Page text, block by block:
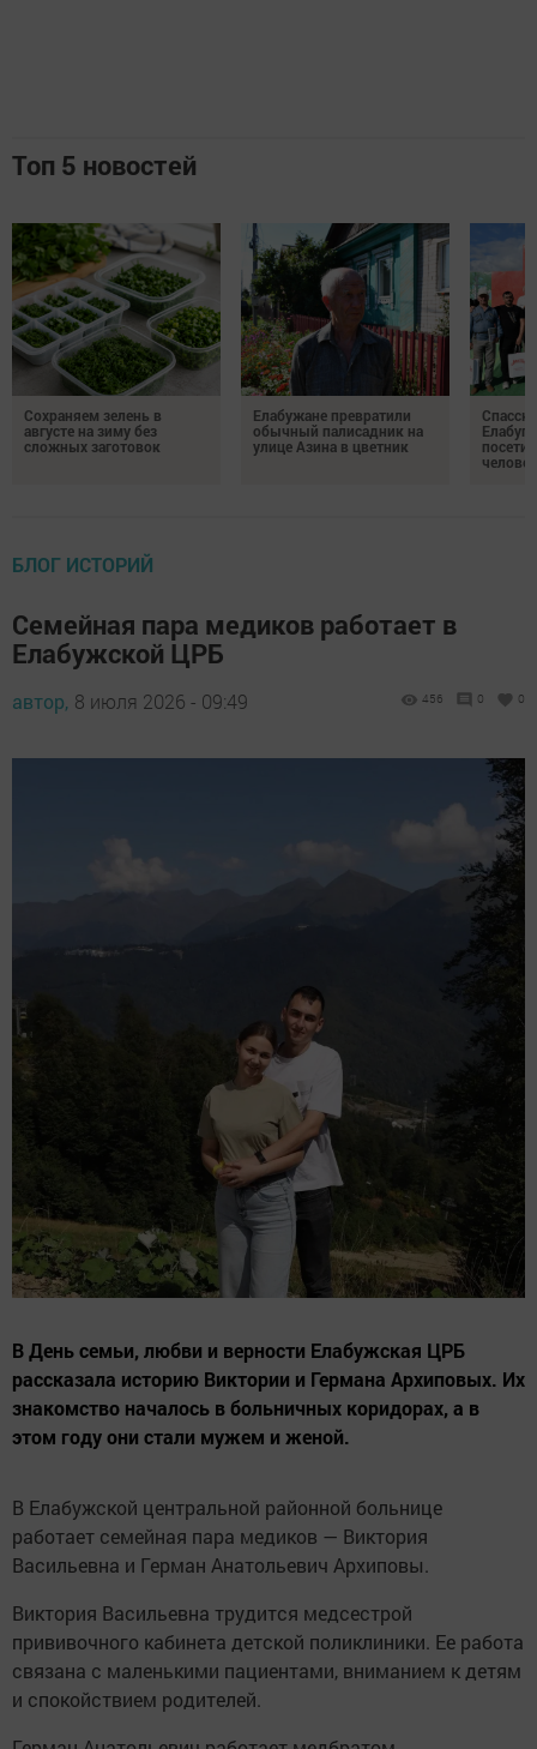
Топ 5 новостей
Сохраняем зелень в
августе на зиму без
сложных заготовок
Елабужане превратили
обычный палисадник на
улице Азина в цветник
человек
БЛОГ ИСТОРИЙ
Семейная пара медиков работает в
Елабужской ЦРБ
автор, 8 июля 2026 - 09:49 456 0 0
В День семьи, любви и верности Елабужская ЦРБ
рассказала историю Виктории и Германа Архиповых. Их
знакомство началось в больничных коридорах, а в
этом году они стали мужем и женой.
В Елабужской центральной районной больнице
работает семейная пара медиков — Виктория
Васильевна и Герман Анатольевич Архиповы.
Виктория Васильевна трудится медсестрой
прививочного кабинета детской поликлиники. Ее работа
связана с маленькими пациентами, вниманием к детям
и спокойствием родителей.